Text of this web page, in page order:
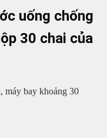
uống chống
30 chai của
máy bay khoảng 30